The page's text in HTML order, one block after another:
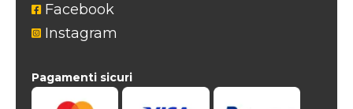
 Facebook
 Instagram
Pagamenti sicuri